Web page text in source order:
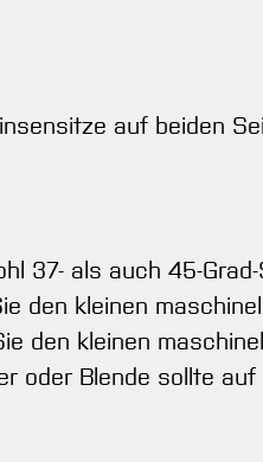
auf beiden
37- als auch 45-
den kleinen
den kleinen
oder Blende sollte